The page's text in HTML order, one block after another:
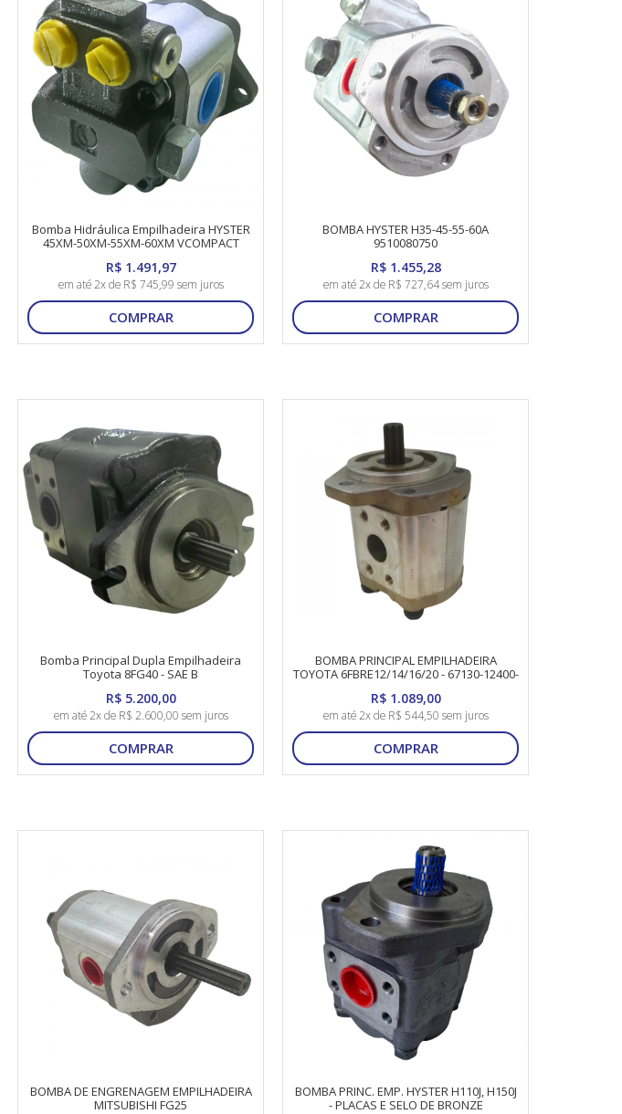
Bomba Hidráulica Empilhadeira HYSTER
45XM-50XM-55XM-60XM VCOMPACT
R$ 1.491,97
em até 2x de R$ 745,99 sem juros
COMPRAR
BOMBA HYSTER H35-45-55-60A
9510080750
R$ 1.455,28
em até 2x de R$ 727,64 sem juros
COMPRAR
Bomba Principal Dupla Empilhadeira
Toyota 8FG40 - SAE B
R$ 5.200,00
em até 2x de R$ 2.600,00 sem juros
COMPRAR
BOMBA PRINCIPAL EMPILHADEIRA
TOYOTA 6FBRE12/14/16/20 - 67130-12400-
R$ 1.089,00
em até 2x de R$ 544,50 sem juros
COMPRAR
BOMBA DE ENGRENAGEM EMPILHADEIRA
MITSUBISHI FG25
BOMBA PRINC. EMP. HYSTER H110J, H150J
- PLACAS E SELO DE BRONZE